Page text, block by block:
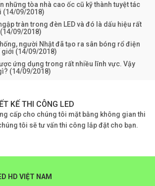
những tòa nhà cao ốc cũ kỹ thành tuyệt tác
(14/09/2018)
tràn trong đèn LED và đó là dấu hiệu rất
14/09/2018)
người Nhật đã tạo ra sân bóng rổ điện
giới (14/09/2018)
ứng dụng trong rất nhiều lĩnh vực. Vậy
(14/09/2018)
KẾ THI CÔNG LED
cấp cho chúng tôi mặt bằng không gian thi
tôi sẽ tư vấn thi công lắp đặt cho bạn.
HD VIỆT NAM